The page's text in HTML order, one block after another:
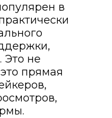
в
Это не
прямая